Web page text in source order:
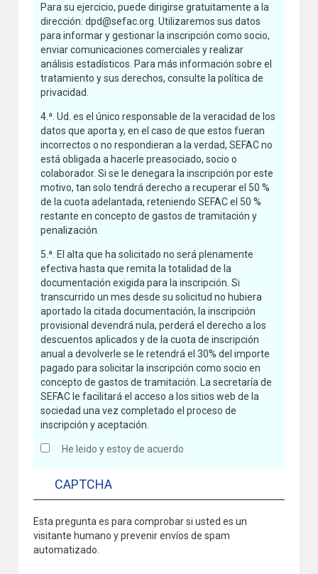
Para su ejercicio, puede dirigirse gratuitamente a la
dirección: dpd@sefac.org. Utilizaremos sus datos
para informar y gestionar la inscripción como socio,
enviar comunicaciones comerciales y realizar
análisis estadísticos. Para más información sobre el
tratamiento y sus derechos, consulte la política de
privacidad.
4.ª. Ud. es el único responsable de la veracidad de los
datos que aporta y, en el caso de que estos fueran
incorrectos o no respondieran a la verdad, SEFAC no
está obligada a hacerle preasociado, socio o
colaborador. Si se le denegara la inscripción por este
motivo, tan solo tendrá derecho a recuperar el 50 %
de la cuota adelantada, reteniendo SEFAC el 50 %
restante en concepto de gastos de tramitación y
penalización.
5.ª. El alta que ha solicitado no será plenamente
efectiva hasta que remita la totalidad de la
documentación exigida para la inscripción. Si
transcurrido un mes desde su solicitud no hubiera
aportado la citada documentación, la inscripción
provisional devendrá nula, perderá el derecho a los
descuentos aplicados y de la cuota de inscripción
anual a devolverle se le retendrá el 30% del importe
pagado para solicitar la inscripción como socio en
concepto de gastos de tramitación. La secretaría de
SEFAC le facilitará el acceso a los sitios web de la
sociedad una vez completado el proceso de
inscripción y aceptación.
He leido y estoy de acuerdo
CAPTCHA
Esta pregunta es para comprobar si usted es un
visitante humano y prevenir envíos de spam
automatizado.